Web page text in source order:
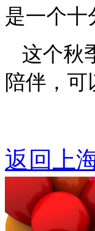
是一个十
这个秋
陪伴，
返回上